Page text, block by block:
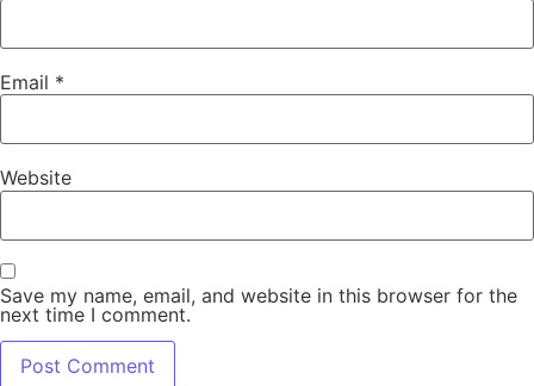
Email *
Website
Save my name, email, and website in this browser for the
next time I comment.